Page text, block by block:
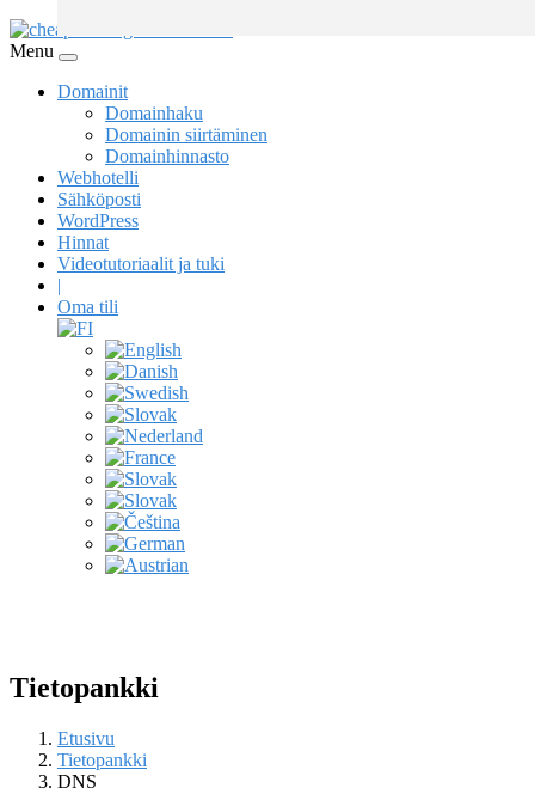
Menu
Domainit
Domainhaku
Domainin siirtäminen
Domainhinnasto
Webhotelli
Sähköposti
WordPress
Hinnat
Videotutoriaalit ja tuki
|
Oma tili
Tietopankki
Etusivu
Tietopankki
DNS